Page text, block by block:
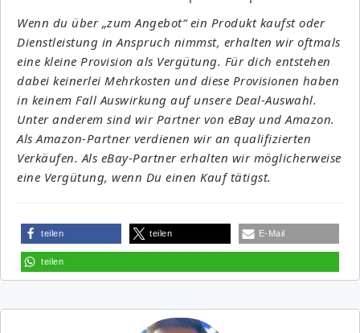
Wenn du über „zum Angebot“ ein Produkt kaufst oder
Dienstleistung in Anspruch nimmst, erhalten wir oftmals
eine kleine Provision als Vergütung. Für dich entstehen
dabei keinerlei Mehrkosten und diese Provisionen haben
in keinem Fall Auswirkung auf unsere Deal-Auswahl.
Unter anderem sind wir Partner von eBay und Amazon.
Als Amazon-Partner verdienen wir an qualifizierten
Verkäufen. Als eBay-Partner erhalten wir möglicherweise
eine Vergütung, wenn Du einen Kauf tätigst.
teilen teilen E-Mail
teilen